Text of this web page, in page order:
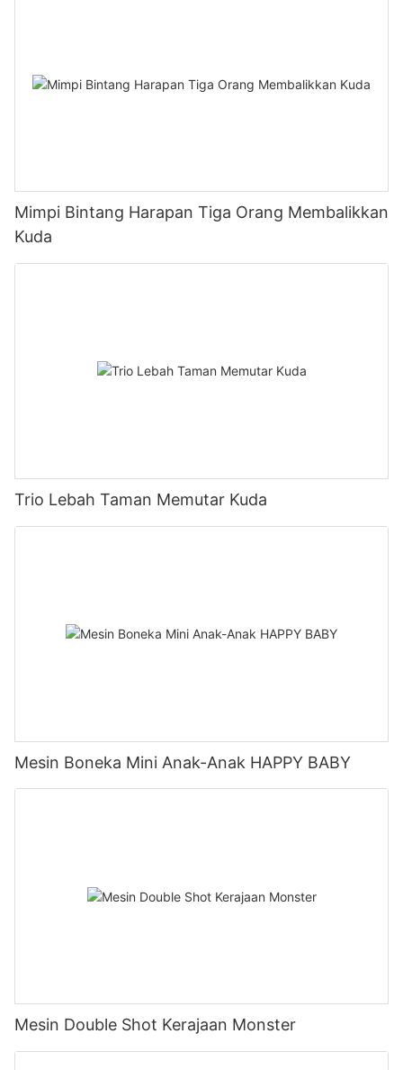
Mimpi Bintang Harapan Tiga Orang Membalikkan
Kuda
Trio Lebah Taman Memutar Kuda
Mesin Boneka Mini Anak-Anak HAPPY BABY
Mesin Double Shot Kerajaan Monster